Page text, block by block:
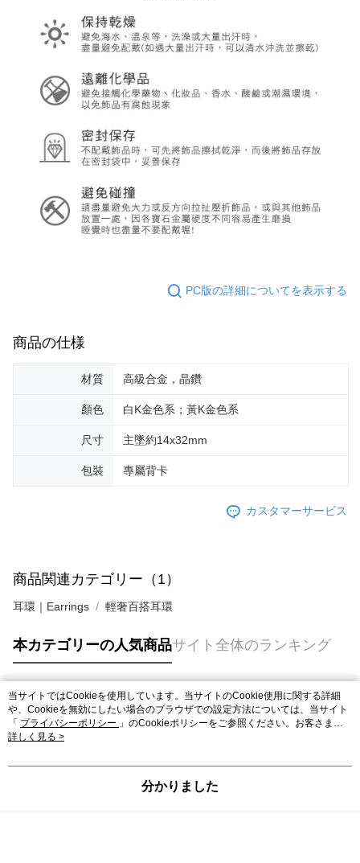
PC版の詳細についてを表示する
商品の仕様
材質 高級合金，晶鑽
顏色 白K金色系；黃K金色系
尺寸 主墜約14x32mm
包裝 專屬背卡
カスタマーサービス
商品関連カテゴリー（1）
耳環｜Earrings 輕奢百搭耳環
本カテゴリーの人気商品サイト全体のランキング
人気タグ
当サイトではCookieを使用しています。当サイトのCookie使用に関する詳細
や、Cookieを無効にしたい場合のブラウザでの設定方法については、当サイト
「 プライバシーポリシー 」のCookieポリシーをご参照ください。お客さま
が、当サイトを引き続き使用される場合、当社がサイト利用規約のCookieポリ
詳しく見る >
分かりました